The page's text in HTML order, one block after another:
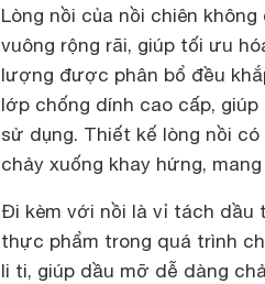
Lòng nồi của nồi chiên
vuông rộng rãi, giúp tối ưu
lượng được phân bổ đều
lớp chống dính cao cấp,
sử dụng. Thiết kế lòng nồi
chảy xuống khay hứng,
Đi kèm với nồi là vỉ tách dầu
thực phẩm trong quá trình
li ti, giúp dầu mỡ dễ dàng